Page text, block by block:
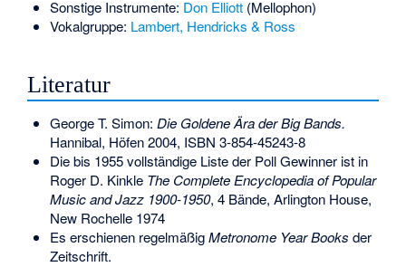
Sonstige Instrumente: Don Elliott(Mellophon)
Vokalgruppe: Lambert, Hendricks & Ross
Literatur
George T. Simon: Die Goldene Ära der Big Bands.
Hannibal, Höfen 2004, ISBN 3-854-45243-8
Die bis 1955 vollständige Liste der Poll Gewinner ist in
Roger D. Kinkle The Complete Encyclopedia of Popular
Music and Jazz 1900-1950, 4 Bände, Arlington House,
New Rochelle 1974
Es erschienen regelmäßigMetronome Year Books der
Zeitschrift.